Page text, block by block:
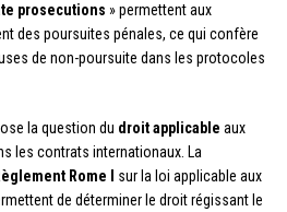
prosecutions » permettent aux
des poursuites pénales, ce qui confère
de non-poursuite dans les protocoles
la question du droit applicable aux
les contrats internationaux. La
Rome I
sur la loi applicable aux
de déterminer le droit régissant le